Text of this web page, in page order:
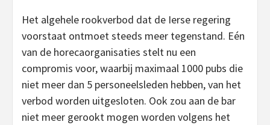
Het algehele rookverbod dat de Ierse regering
voorstaat ontmoet steeds meer tegenstand. Eén
van de horecaorganisaties stelt nu een
compromis voor, waarbij maximaal 1000 pubs die
niet meer dan 5 personeelsleden hebben, van het
verbod worden uitgesloten. Ook zou aan de bar
niet meer gerookt mogen worden volgens het